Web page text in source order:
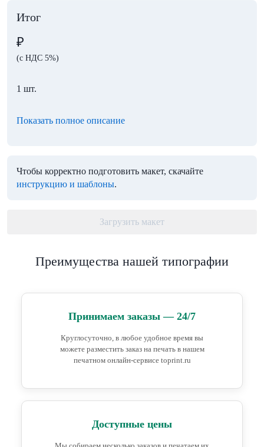
Итог
₽
(с НДС 5%)
1 шт.
Показать полное описание
Чтобы корректно подготовить макет, скачайте
инструкцию и шаблоны.
Загрузить макет
Преимущества нашей типографии
Принимаем заказы — 24/7
Круглосуточно, в любое удобное время вы
можете разместить заказ на печать в нашем
печатном онлайн-сервисе toprint.ru
Доступные цены